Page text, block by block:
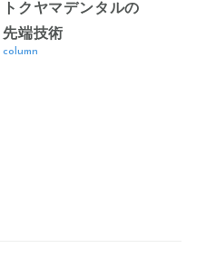
トクヤマデンタルの
先端技術
column